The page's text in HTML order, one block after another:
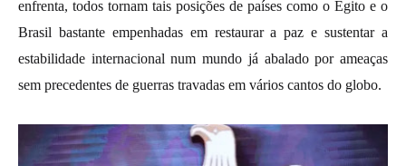
enfrenta, todos tornam tais posições de países como o Egito e o
Brasil bastante empenhadas em restaurar a paz e sustentar a
estabilidade internacional num mundo já abalado por ameaças
sem precedentes de guerras travadas em vários cantos do globo.